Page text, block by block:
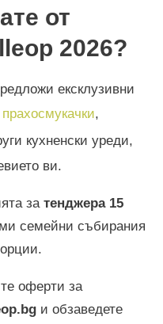
от
2026?
ексклузивни
прахосмукачки,
кухненски уреди,
ви.
за тенджера 15
семейни събирания
оферти за
и обзаведете